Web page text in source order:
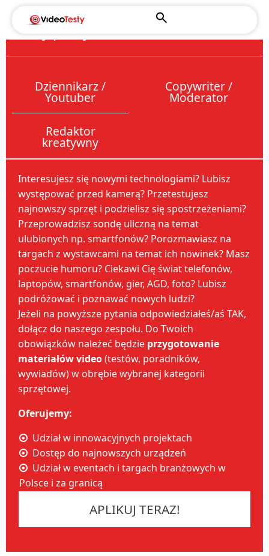
Oferty pracy
Dziennikarz /
Youtuber
Copywriter /
Moderator
Redaktor
kreatywny
Interesujesz się nowymi technologiami? Lubisz
występować przed kamerą? Przetestujesz
najnowszy sprzęt i podzielisz się spostrzeżeniami?
Przeprowadzisz sondę uliczną na temat
ulubionych np. smartfonów? Porozmawiasz na
targach z wystawcami na temat ich nowinek? Masz
poczucie humoru? Ciekawi Cię świat telefonów,
laptopów, smartfonów, gier, AGD, foto? Lubisz
podróżować i poznawać nowych ludzi?
Jeżeli na powyższe pytania odpowiedziałeś/aś TAK,
dołącz do naszego zespołu. Do Twoich
obowiązków należeć będzie przygotowanie
materiałów video(testów, poradników,
wywiadów) w obrębie wybranej kategorii
sprzętowej.
Oferujemy:
Udział w innowacyjnych projektach
Dostęp do najnowszych urządzeń
Udział w eventach i targach branżowych w
Polsce i za granicą
APLIKUJ TERAZ!